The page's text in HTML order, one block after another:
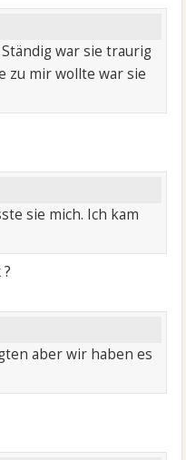
war sie traurig
zu mir wollte war sie
sie mich. Ich kam
aber wir haben es